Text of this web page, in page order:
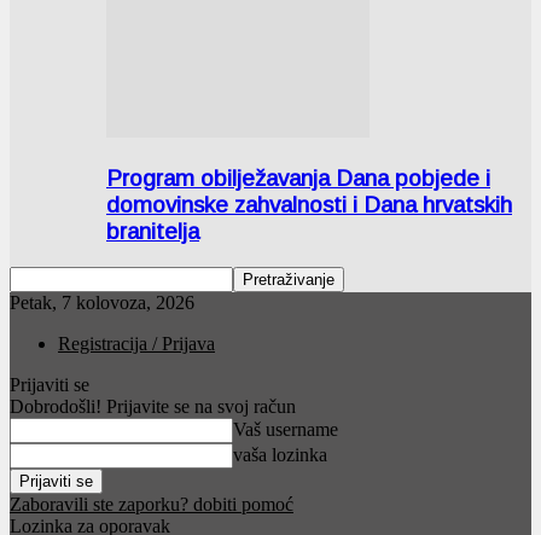
Program obilježavanja Dana pobjede i
domovinske zahvalnosti i Dana hrvatskih
branitelja
Petak, 7 kolovoza, 2026
Registracija / Prijava
Prijaviti se
Dobrodošli! Prijavite se na svoj račun
Vaš username
vaša lozinka
Zaboravili ste zaporku? dobiti pomoć
Lozinka za oporavak